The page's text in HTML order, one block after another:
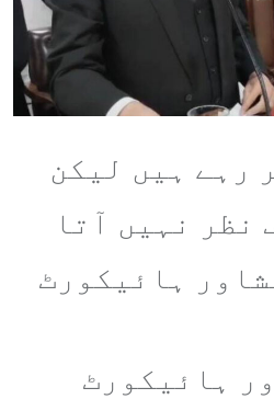
رہے ہیں لیکن
نظر نہیں آتا
ہائیکورٹ
ہائیکورٹ